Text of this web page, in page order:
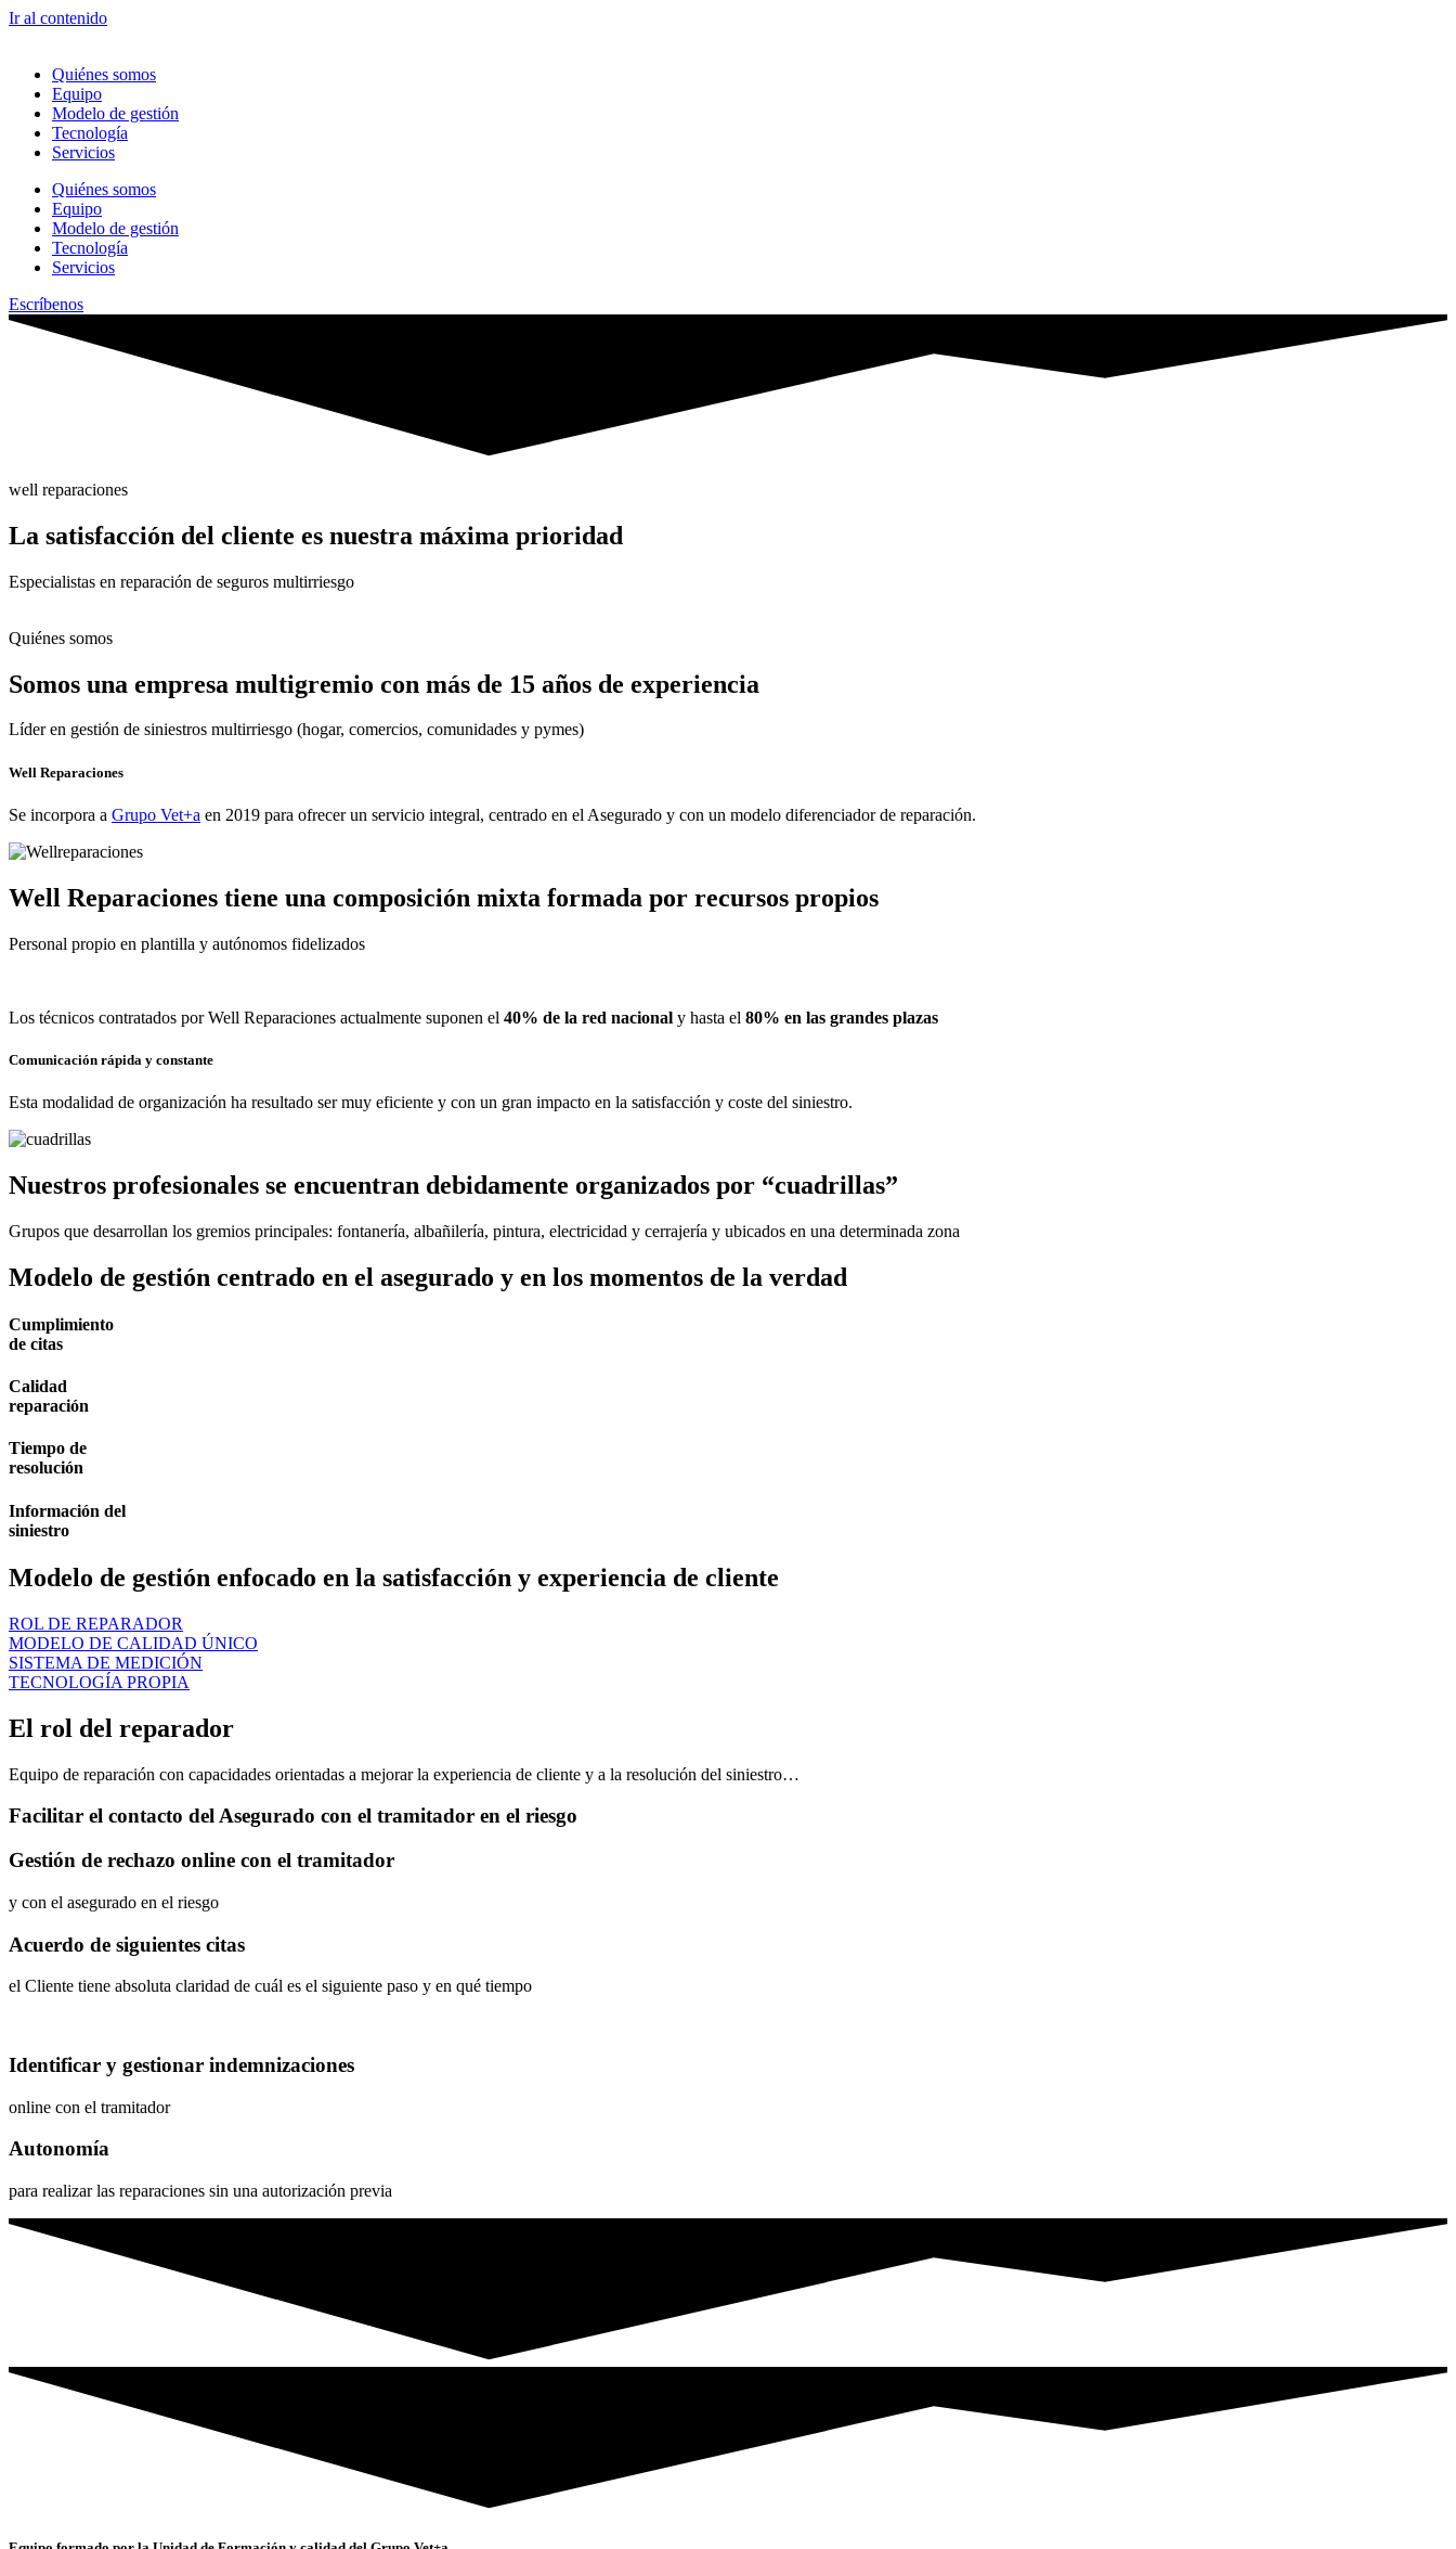
Ir al contenido
Quiénes somos
Equipo
Modelo de gestión
Tecnología
Servicios
Quiénes somos
Equipo
Modelo de gestión
Tecnología
Servicios
Escríbenos
well reparaciones
La satisfacción del cliente es nuestra máxima prioridad
Especialistas en reparación de seguros multirriesgo
Quiénes somos
Somos una empresa multigremio con más de 15 años de experiencia
Líder en gestión de siniestros multirriesgo (hogar, comercios, comunidades y pymes)
Well Reparaciones
Se incorpora a Grupo Vet+a en 2019 para ofrecer un servicio integral, centrado en el Asegurado y con un modelo diferenciador de reparación.
Well Reparaciones tiene una composición mixta formada por recursos propios
Personal propio en plantilla y autónomos fidelizados
Los técnicos contratados por Well Reparaciones actualmente suponen el 40% de la red nacional y hasta el 80% en las grandes plazas
Comunicación rápida y constante
Esta modalidad de organización ha resultado ser muy eficiente y con un gran impacto en la satisfacción y coste del siniestro.
Nuestros profesionales se encuentran debidamente organizados por “cuadrillas”
Grupos que desarrollan los gremios principales: fontanería, albañilería, pintura, electricidad y cerrajería y ubicados en una determinada zona
Modelo de gestión centrado en el asegurado y en los momentos de la verdad
Cumplimiento
de citas
Calidad
reparación
Tiempo de
resolución
Información del
siniestro
Modelo de gestión enfocado en la satisfacción y experiencia de cliente
ROL DE REPARADOR
MODELO DE CALIDAD ÚNICO
SISTEMA DE MEDICIÓN
TECNOLOGÍA PROPIA
El rol del reparador
Equipo de reparación con capacidades orientadas a mejorar la experiencia de cliente y a la resolución del siniestro…
Facilitar el contacto del Asegurado con el tramitador en el riesgo
Gestión de rechazo online con el tramitador
y con el asegurado en el riesgo
Acuerdo de siguientes citas
el Cliente tiene absoluta claridad de cuál es el siguiente paso y en qué tiempo
Identificar y gestionar indemnizaciones
online con el tramitador
Autonomía
para realizar las reparaciones sin una autorización previa